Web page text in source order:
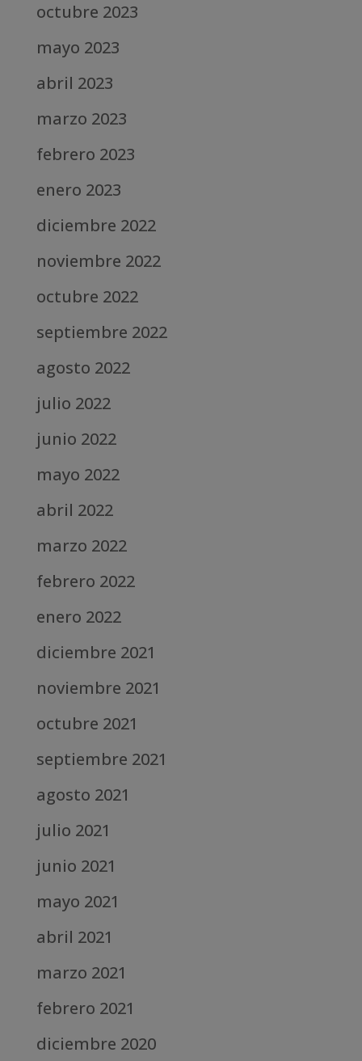
octubre 2023
mayo 2023
abril 2023
marzo 2023
febrero 2023
enero 2023
diciembre 2022
noviembre 2022
octubre 2022
septiembre 2022
agosto 2022
julio 2022
junio 2022
mayo 2022
abril 2022
marzo 2022
febrero 2022
enero 2022
diciembre 2021
noviembre 2021
octubre 2021
septiembre 2021
agosto 2021
julio 2021
junio 2021
mayo 2021
abril 2021
marzo 2021
febrero 2021
diciembre 2020